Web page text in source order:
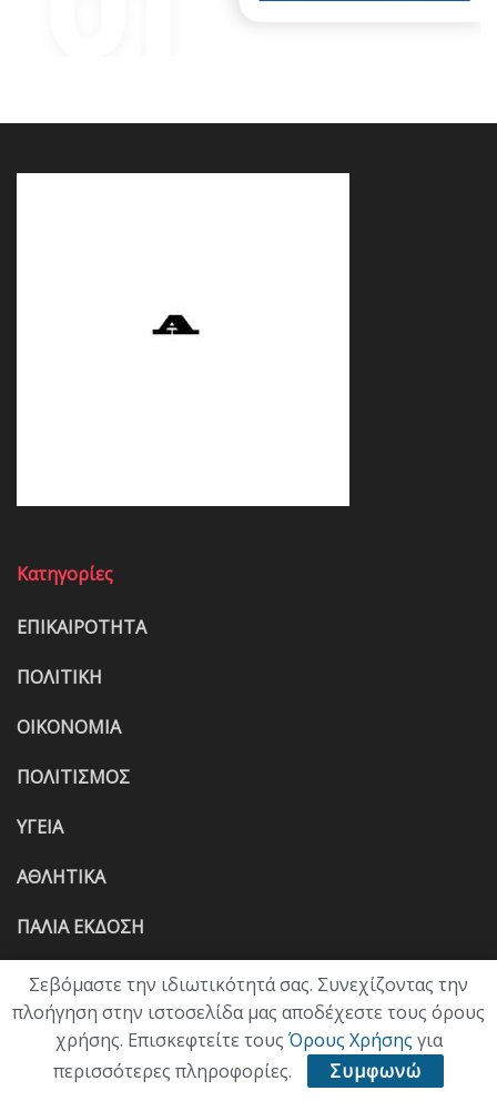
Κατηγορίες
ΕΠΙΚΑΙΡΟΤΗΤΑ
ΠΟΛΙΤΙΚΗ
ΟΙΚΟΝΟΜΙΑ
ΠΟΛΙΤΙΣΜΟΣ
ΥΓΕΙΑ
ΑΘΛΗΤΙΚΑ
ΠΑΛΙΑ ΕΚΔΟΣΗ
Σεβόμαστε την ιδιωτικότητά σας. Συνεχίζοντας την
πλοήγηση στην ιστοσελίδα μας αποδέχεστε τους όρους
χρήσης. Επισκεφτείτε τους Όρους Χρήσης για
περισσότερες πληροφορίες.
Συμφωνώ